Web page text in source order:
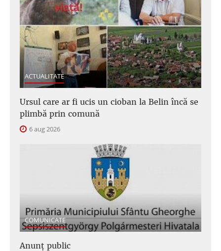
ACTUALITATE
Ursul care ar fi ucis un cioban la Belin încă se
plimbă prin comună
6 aug 2026
COMUNICATE
Anunţ public